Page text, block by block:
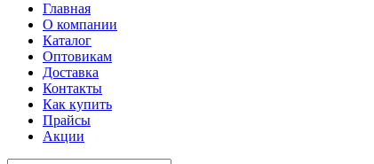
Главная
О компании
Каталог
Оптовикам
Доставка
Контакты
Как купить
Прайсы
Акции